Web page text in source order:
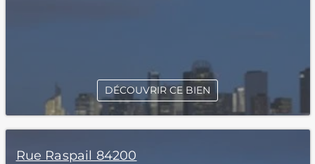
DÉCOUVRIR CE BIEN
Rue Raspail 84200